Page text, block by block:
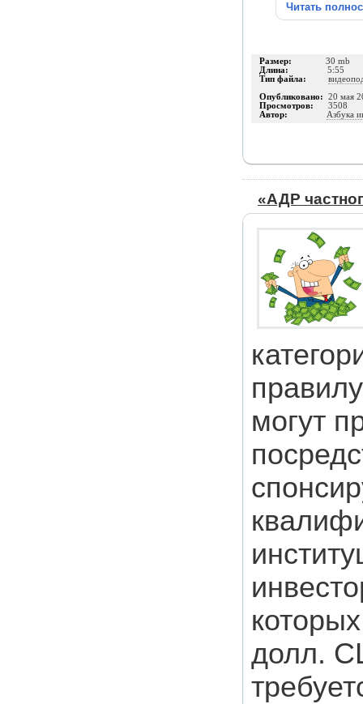
Читать
Размер: 30 mb
Длина: 5:55
Тип файла:
Опубликовано: 20 мая
Просмотров: 3508
Автор: Азбука
«АДР
могут
долл.